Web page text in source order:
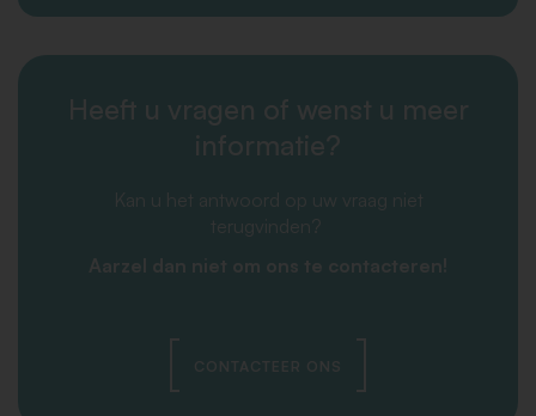
Heeft u vragen of wenst u meer
informatie?
Kan u het antwoord op uw vraag niet
terugvinden?
Aarzel dan niet om ons te contacteren!
CONTACTEER ONS